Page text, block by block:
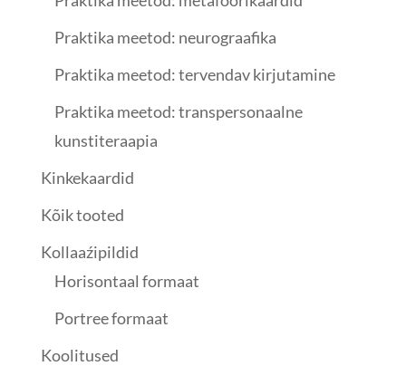
Praktika meetod: neurograafika
Praktika meetod: tervendav kirjutamine
Praktika meetod: transpersonaalne
kunstiteraapia
Kinkekaardid
Kõik tooted
Kollaaźipildid
Horisontaal formaat
Portree formaat
Koolitused